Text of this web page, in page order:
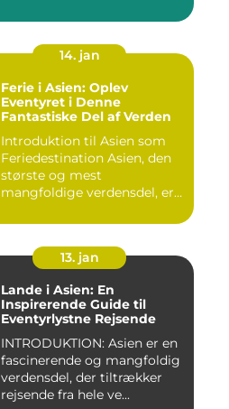
14. jan
Ferie i Asien: Oplev
Eventyret i Denne
Fantastiske Del af Verden
Introduktion til Asien som
Feriedestination Asien, den
største og mest
mangfoldige verdensdel, er
13. jan
Lande i Asien: En
Inspirerende Guide til
Eventyrlystne Rejsende
INTRODUKTION: Asien er en
fascinerende og mangfoldig
verdensdel, der tiltrækker
rejsende fra hele ve...